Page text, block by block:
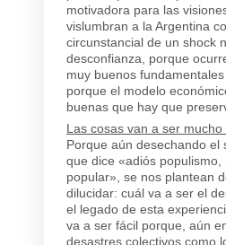
motivadora para las
vislumbran a la Argentina
circunstancial de un shock
desconfianza, porque
muy buenos
porque el modelo
buenas que hay que
Las cosas van a ser
Porque aún desechando el
que dice «adiós populismo,
popular», se nos plantean
dilucidar: cuál va a ser el
el legado de esta
va a ser fácil porque, aún
desastres colectivos como